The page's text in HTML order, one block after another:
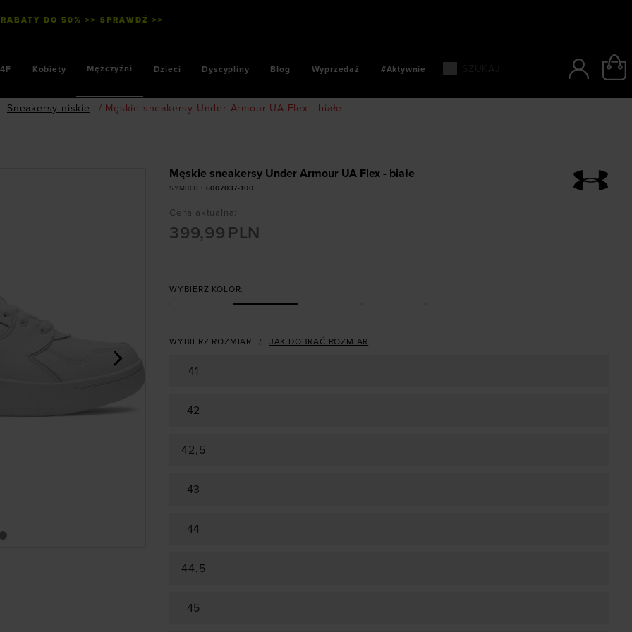
DO 50% >> SPRAWDŹ >>
4F Kobiety Mężczyźni Dzieci Dyscypliny Blog Wyprzedaż #Aktywnie
Sneakersy niskie / Męskie sneakersy Under Armour UA Flex - białe
Męskie sneakersy Under Armour UA Flex - białe
SYMBOL 6007037-100
Cena aktualna:
399,99 PLN
WYBIERZ KOLOR:
WYBIERZ ROZMIAR JAK DOBRAĆ ROZMIAR
41
42
42,5
43
44
44,5
45